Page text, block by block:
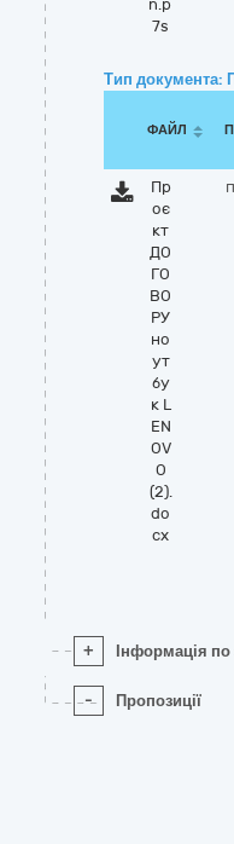
n.p
7s
Тип документа:
ФАЙЛ
Пр
оє
кт
ДО
ГО
ВО
РУ
но
ут
бу
к L
EN
OV
O
(2).
do
cx
+ Інформація по
- Пропозиції